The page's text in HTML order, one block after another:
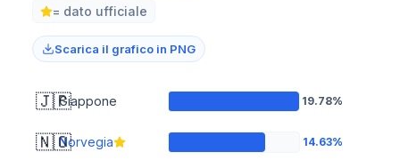
= dato ufficiale
Scarica il grafico in PNG
🇯🇵Giappone 19.78%
🇳🇴Norvegia 14.63%